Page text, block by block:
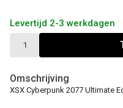
Levertijd 2-3 werkdagen
Omschrijving
XSX Cyberpunk 2077 Ultimate